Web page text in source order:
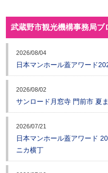
武蔵野市観光機構事務局ブ
2026/08/04
日本マンホール蓋アワード
2026/08/02
サンロード月窓寺 門前市 夏
2026/07/21
日本マンホール蓋アワード
ニカ横丁